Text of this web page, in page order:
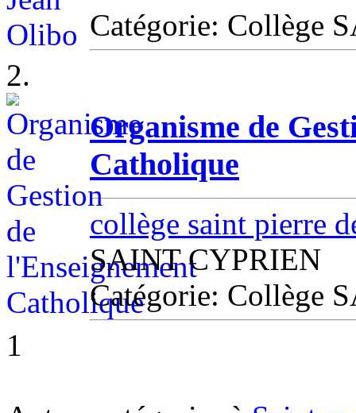
Catégorie: Collège
2.
Organisme de
Catholique
collège saint pierre
SAINT CYPRIEN
Catégorie: Collège
1